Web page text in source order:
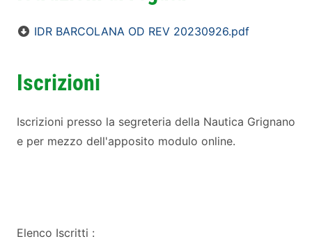
IDR BARCOLANA OD REV 20230926.pdf
Iscrizioni
Iscrizioni presso la segreteria della Nautica Grignano
e per mezzo dell'apposito modulo online.
Elenco Iscritti :